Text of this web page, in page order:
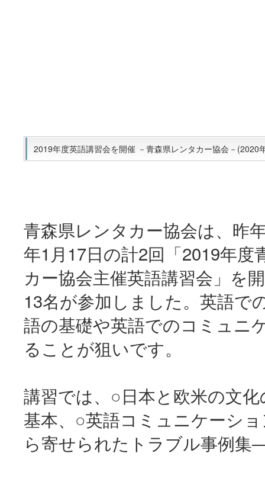
2019年度英語講習会を開催 －青森県レンタカー協会－(2020
青森県レンタカー協会は、昨
年1月17日の計2回「2019年度
カー協会主催英語講習会」を
13名が参加しました。英語で
語の基礎や英語でのコミュニ
ることが狙いです。
講習では、○日本と欧米の文
基本、○英語コミュニケーシ
ら寄せられたトラブル事例